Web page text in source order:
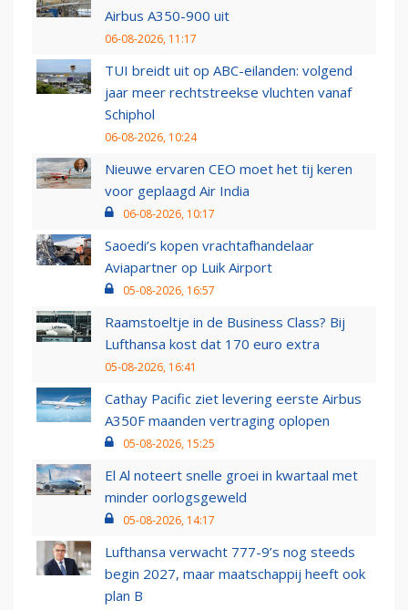
Airbus A350-900 uit
06-08-2026, 11:17
TUI breidt uit op ABC-eilanden: volgend
jaar meer rechtstreekse vluchten vanaf
Schiphol
06-08-2026, 10:24
Nieuwe ervaren CEO moet het tij keren
voor geplaagd Air India
06-08-2026, 10:17
Saoedi’s kopen vrachtafhandelaar
Aviapartner op Luik Airport
05-08-2026, 16:57
Raamstoeltje in de Business Class? Bij
Lufthansa kost dat 170 euro extra
05-08-2026, 16:41
Cathay Pacific ziet levering eerste Airbus
A350F maanden vertraging oplopen
05-08-2026, 15:25
El Al noteert snelle groei in kwartaal met
minder oorlogsgeweld
05-08-2026, 14:17
Lufthansa verwacht 777-9’s nog steeds
begin 2027, maar maatschappij heeft ook
plan B